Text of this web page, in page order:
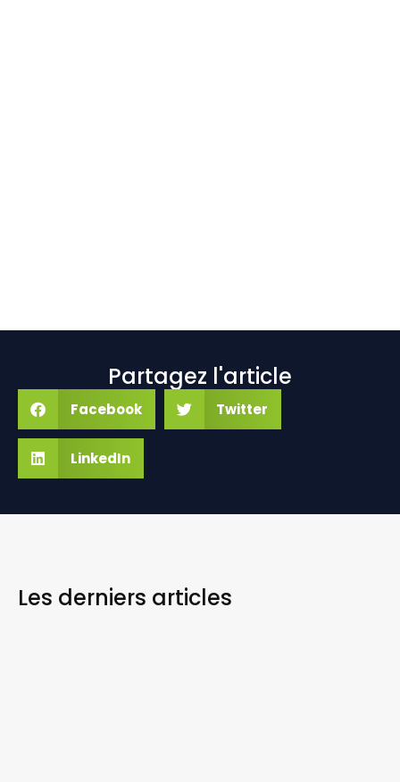
Partagez l'article
Facebook Twitter
LinkedIn
Les derniers articles